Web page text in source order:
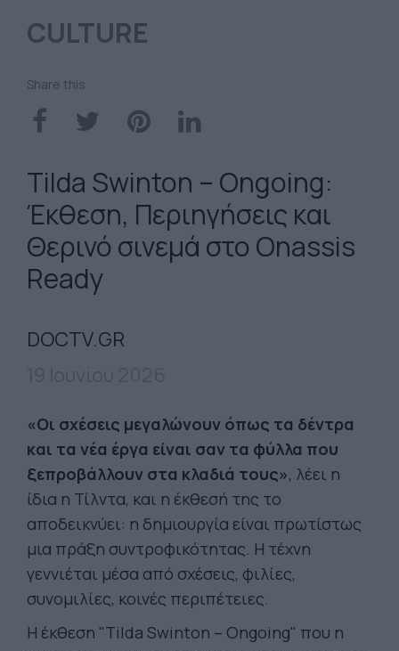
CULTURE
Share this
Tilda Swinton – Ongoing:
Έκθεση, Περιηγήσεις και
Θερινό σινεμά στο Onassis
Ready
DOCTV.GR
«Οι σχέσεις μεγαλώνουν όπως τα δέντρα
και τα νέα έργα είναι σαν τα φύλλα που
ξεπροβάλλουν στα κλαδιά τους», λέει η
ίδια η Τίλντα, και η έκθεσή της το
αποδεικνύει: η δημιουργία είναι πρωτίστως
μια πράξη συντροφικότητας. Η τέχνη
γεννιέται μέσα από σχέσεις, φιλίες,
συνομιλίες, κοινές περιπέτειες.
Η έκθεση "Tilda Swinton – Ongoing" που η